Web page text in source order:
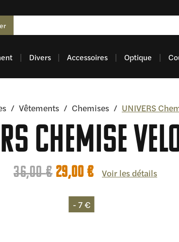
Divers Accessoires Optique
/ Vêtements / Chemises / UNIVERS
Chemise
36,00€ Le
initial
29,00€ LeVoir les détails
- 7 €